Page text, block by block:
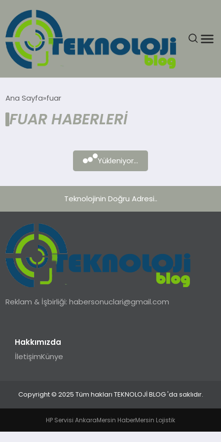
GÜNCEL
TEKNOLOJI
YAŞAM
Ana Sayfa fuar
FUAR HABERLERI
Yükleniyor...
Teknolojinin Doğru Adresi..
Reklam & İşbirliği:habersonuclari@gmail.com
Hakkımızda
İletişimKünye
Copyright © 2025 Tüm hakları TEKNOLOJİ BLOG 'da saklıdır.
HP Servisi AnkaraMersin HaberMersin Lojistik